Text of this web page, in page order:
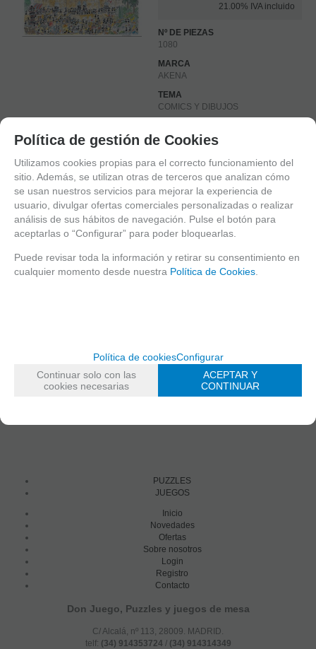
21.00% IVA incluido
Nº DE PIEZAS
1080
MARCA
AKENA
TEMA
COMICS Y DIBUJOS
50x70. HORMIGAS
PUZZLES POR MARCAS
AKENA
HORMIGAS,FABIO VETTORI
Jueves, 9 Noviembre 2017
PUZZLES
JUEGOS
Inicio
Novedades
Ofertas
Sobre nosotros
Login
Registro
Contacto
Don Juego, Puzzles y juegos de mesa
C/ Alcalá, nº 113, 28009. MADRID.
telf: (34) 914353724/ (34) 914314349
Política de gestión de Cookies
Utilizamos cookies propias para el correcto funcionamiento del
sitio. Además, se utilizan otras de terceros que analizan cómo
se usan nuestros servicios para mejorar la experiencia de
usuario, divulgar ofertas comerciales personalizadas o realizar
análisis de sus hábitos de navegación. Pulse el botón para
aceptarlas o “Configurar” para poder bloquearlas.
Puede revisar toda la información y retirar su consentimiento en
cualquier momento desde nuestra Política de Cookies
Política de cookiesConfigurar
Continuar solo con las
cookies necesarias
ACEPTAR Y
CONTINUAR